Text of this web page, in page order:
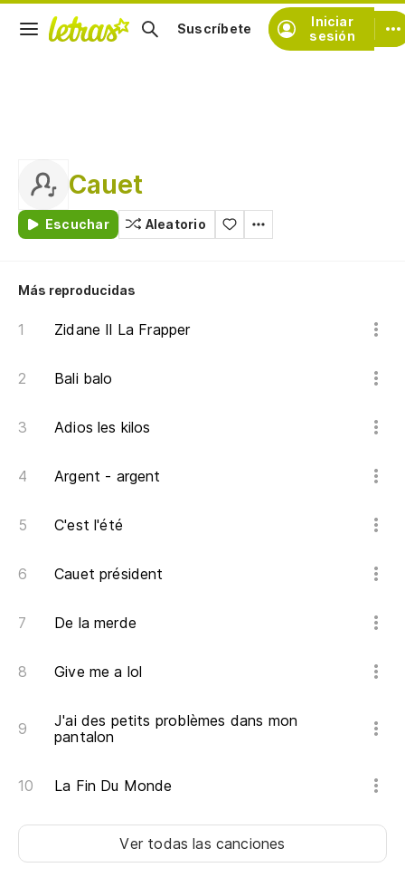
Iniciar
sesión
Suscríbete
Cauet
Escuchar Aleatorio
Más reproducidas
Zidane Il La Frapper
Bali balo
Adios les kilos
Argent - argent
C'est l'été
Cauet président
De la merde
Give me a lol
J'ai des petits problèmes dans mon
pantalon
La Fin Du Monde
Ver todas las canciones